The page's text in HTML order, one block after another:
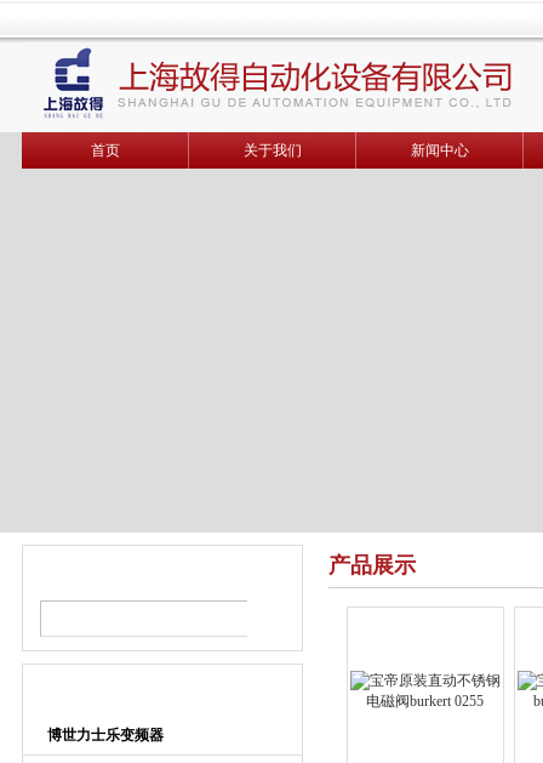
首页 关于我们 新闻中心
博世力士乐变频器
产品展示